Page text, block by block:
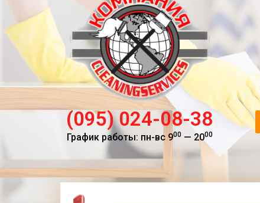
(095) 024-08-38
График работы: пн-вс 900— 2000